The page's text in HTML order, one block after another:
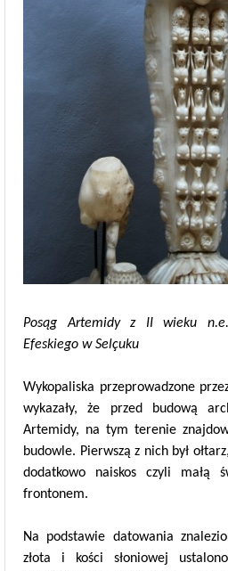
Posąg Artemidy z II wieku
Efeskiego w Selçuku
Wykopaliska przeprowadzone
wykazały, że przed budową
Artemidy, na tym terenie
budowle. Pierwszą z nich był
dodatkowo naiskos czyli małą
frontonem.
Na podstawie datowania
złota i kości słoniowej